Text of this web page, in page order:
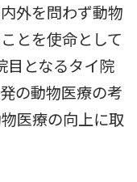
外を問わず動物
とを使命として
目となるタイ院
の動物医療の考
医療の向上に取